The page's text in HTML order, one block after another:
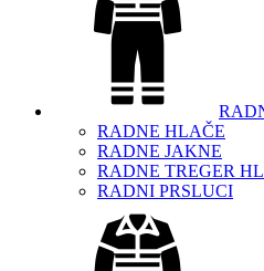
RADNE HLAČE
RADNE JAKNE
RADNE TREGER
RADNI PRSLUCI